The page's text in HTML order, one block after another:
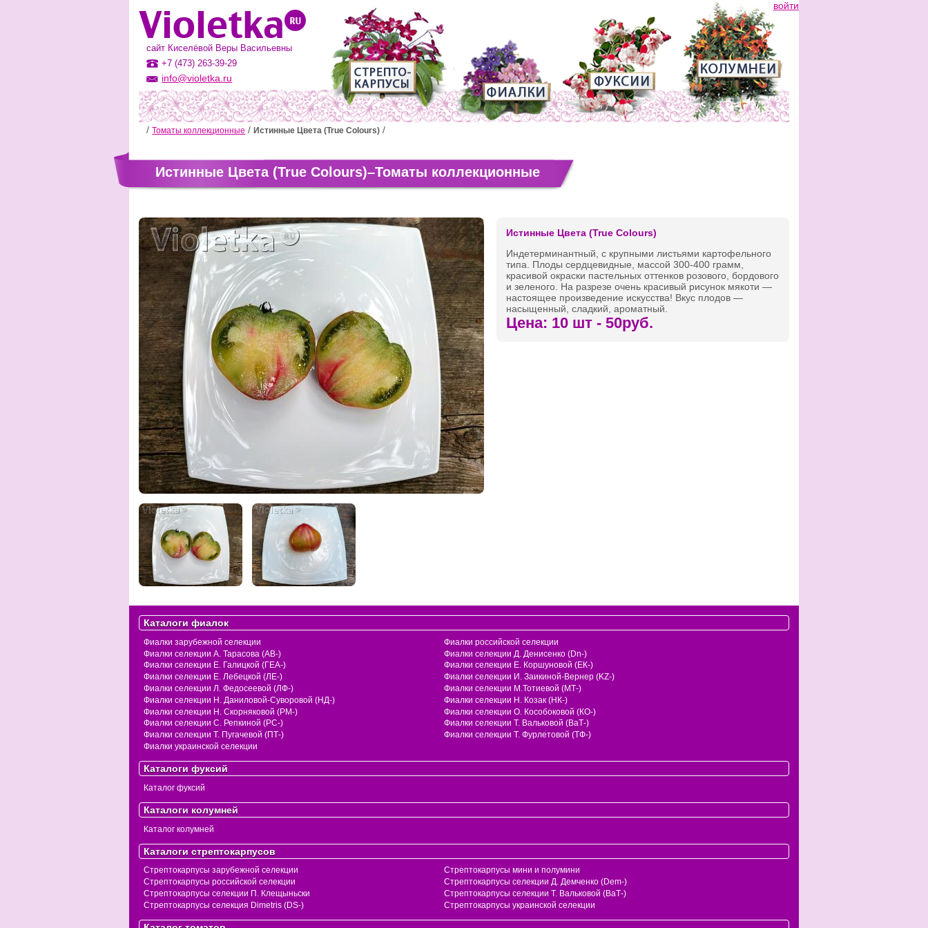
войти
сайт Киселёвой Веры Васильевны
+7 (473) 263-39-29
info@violetka.ru
Томаты коллекционные Истинные Цвета (True Colours)
Истинные Цвета (True Colours)–Томаты коллекционные
Истинные Цвета (True Colours)
Индетерминантный, с крупными листьями картофельного
типа. Плоды сердцевидные, массой 300-400 грамм,
красивой окраски пастельных оттенков розового, бордового
и зеленого. На разрезе очень красивый рисунок мякоти —
настоящее произведение искусства! Вкус плодов —
насыщенный, сладкий, ароматный.
Цена: 10 шт - 50руб.
Каталоги фиалок
Фиалки зарубежной селекции
Фиалки российской селекции
Фиалки селекции А. Тарасова (АВ-)
Фиалки селекции Д. Денисенко (Dn-)
Фиалки селекции Е. Галицкой (ГЕА-)
Фиалки селекции Е. Коршуновой (ЕК-)
Фиалки селекции Е. Лебецкой (ЛЕ-)
Фиалки селекции И. Заикиной-Вернер (KZ-)
Фиалки селекции Л. Федосеевой (ЛФ-)
Фиалки селекции М.Тотиевой (МТ-)
Фиалки селекции Н. Даниловой-Суворовой (НД-)
Фиалки селекции Н. Козак (НК-)
Фиалки селекции Н. Скорняковой (РМ-)
Фиалки селекции О. Кособоковой (КО-)
Фиалки селекции С. Репкиной (РС-)
Фиалки селекции Т. Вальковой (ВаТ-)
Фиалки селекции Т. Пугачевой (ПТ-)
Фиалки селекции Т. Фурлетовой (ТФ-)
Фиалки украинской селекции
Каталоги фуксий
Каталог фуксий
Каталоги колумней
Каталог колумней
Каталоги стрептокарпусов
Стрептокарпусы зарубежной селекции
Стрептокарпусы мини и полумини
Стрептокарпусы российской селекции
Стрептокарпусы селекции Д. Демченко (Dem-)
Стрептокарпусы селекции П. Клещыньски
Стрептокарпусы селекции Т. Вальковой (ВаТ-)
Стрептокарпусы селекция Dimetris (DS-)
Стрептокарпусы украинской селекции